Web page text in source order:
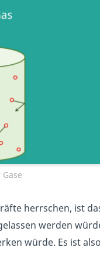
herrschen, ist
werden
würde. Es ist